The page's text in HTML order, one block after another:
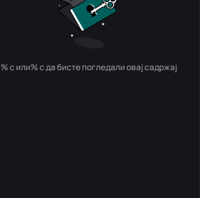
% с или% с да бисте погледали овај садржај